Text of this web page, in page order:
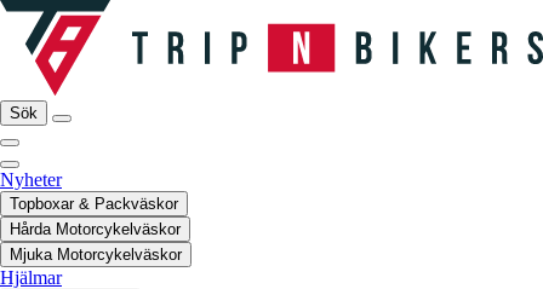
Sök
Nyheter
Topboxar & Packväskor
Hårda Motorcykelväskor
Mjuka Motorcykelväskor
Hjälmar